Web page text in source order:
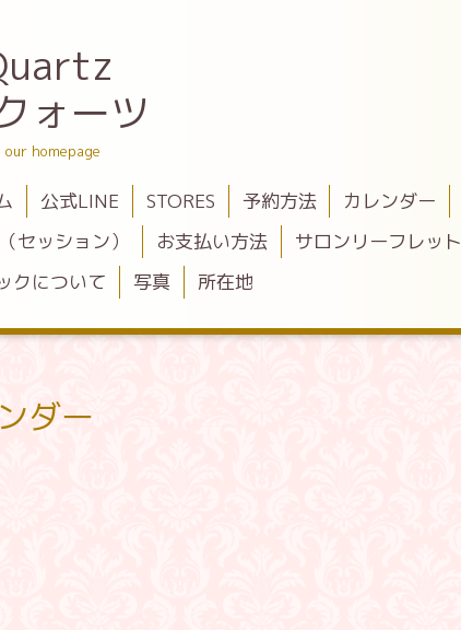
ォーツ
our homepage
公式LINE STORES 予約方法 カレンダー
セッション） お支払い方法
サロンリーフレット
クについて
写真 所在地
ダー